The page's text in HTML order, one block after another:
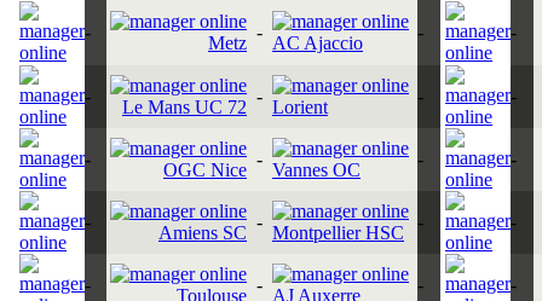
-
Metz
-
AC Ajaccio
- -
-
Le Mans UC 72
-
Lorient
- -
-
OGC Nice
-
Vannes OC
- -
-
Amiens SC
-
Montpellier HSC
- -
-
Toulouse
-
AJ Auxerre
- -